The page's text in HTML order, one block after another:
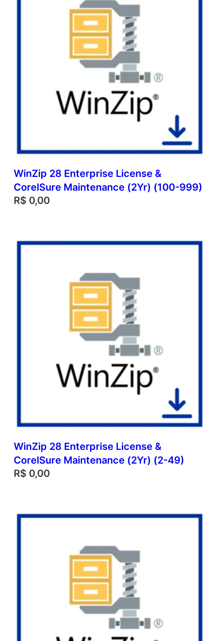
WinZip 28 Enterprise License &
CorelSure Maintenance (2Yr) (100-999)
R$ 0,00
WinZip 28 Enterprise License &
CorelSure Maintenance (2Yr) (2-49)
R$ 0,00